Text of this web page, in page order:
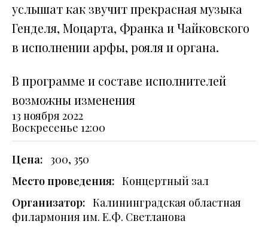
услышат как звучит прекрасная музыка
Генделя, Моцарта, Франка и Чайковского
в исполнении арфы, рояля и органа.
В программе и составе исполнителей
возможны изменения
13 ноября 2022
Воскресенье 12:00
Цена: 300, 350
Место проведения: Концертный зал
Организатор: Калининградская областная
филармония им. Е.Ф. Светланова